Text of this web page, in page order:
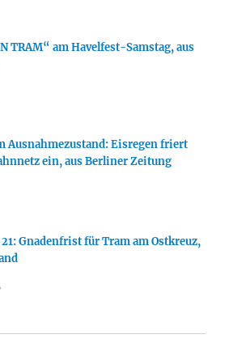
TRAM“ am Havelfest-Samstag, aus
Ausnahmezustand: Eisregen friert
ein, aus Berliner Zeitung
Gnadenfrist für Tram am Ostkreuz,